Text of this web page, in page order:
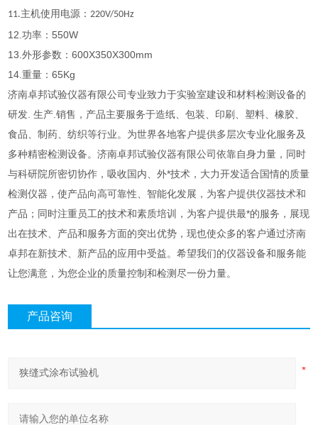
11.主机使用电源：220V/50Hz
12.功率：550W
13.外形参数：600X350X300mm
14.重量：65Kg
济南卓邦试验仪器有限公司专业致力于实验室建设和材料检测设备的
研发. 生产.销售，产品主要服务于造纸、包装、印刷、塑料、橡胶、
食品、制药、纺织等行业。为世界各地客户提供多层次专业化服务及
多种精密检测设备。济南卓邦试验仪器有限公司依靠自身力量，同时
与科研院所密切协作，吸收国内、外*技术，大力开发适合国情的质量
检测仪器，使产品向高可靠性、智能化发展，为客户提供仪器技术和
产品；同时注重员工的技术和素质培训，为客户提供最*的服务，展现
出在技术、产品和服务方面的突出优势，现也使众多的客户通过济南
卓邦在新技术、新产品的应用中受益。希望我们的仪器设备和服务能
让您满意，为您企业的质量控制和检测尽一份力量。
产品咨询